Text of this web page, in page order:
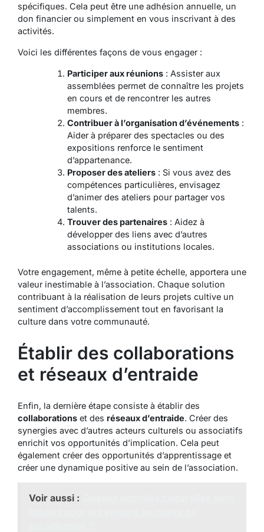
spécifiques. Cela peut être une adhésion annuelle, un
don financier ou simplement en vous inscrivant à des
activités.
Voici les différentes façons de vous engager :
Participer aux réunions: Assister aux
assemblées permet de connaître les projets
en cours et de rencontrer les autres
membres.
Contribuer à l’organisation d’événements:
Aider à préparer des spectacles ou des
expositions renforce le sentiment
d’appartenance.
Proposer des ateliers: Si vous avez des
compétences particulières, envisagez
d’animer des ateliers pour partager vos
talents.
Trouver des partenaires: Aidez à
développer des liens avec d’autres
associations ou institutions locales.
Votre engagement, même à petite échelle, apportera une
valeur inestimable à l’association. Chaque solution
contribuant à la réalisation de leurs projets cultive un
sentiment d’accomplissement tout en favorisant la
culture dans votre communauté.
Établir des collaborations
et réseaux d’entraide
Enfin, la dernière étape consiste à établir des
collaborations et des réseaux d’entraide. Créer des
synergies avec d’autres acteurs culturels ou associatifs
enrichit vos opportunités d’implication. Cela peut
également créer des opportunités d’apprentissage et
créer une dynamique positive au sein de l’association.
Voir aussi :